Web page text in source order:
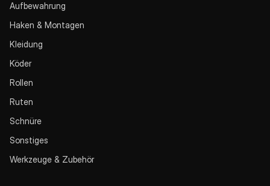
Aufbewahrung
Haken & Montagen
Kleidung
Köder
Rollen
Ruten
Schnüre
Sonstiges
Werkzeuge & Zubehör